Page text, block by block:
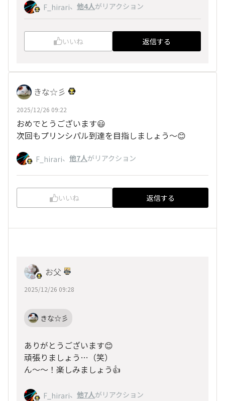
F_hirari、 他4人がリアクション
いいね 返信する
きな☆彡
2025/12/26 09:22
おめでとうございます😃
次回もプリンシパル到達を目指しましょう〜😊
F_hirari、 他7人がリアクション
いいね 返信する
お父
2025/12/26 09:28
きな☆彡
ありがとうございます😊
頑張りましょう…（笑）
ん～～！楽しみましょう👍
F_hirari、 他7人がリアクション